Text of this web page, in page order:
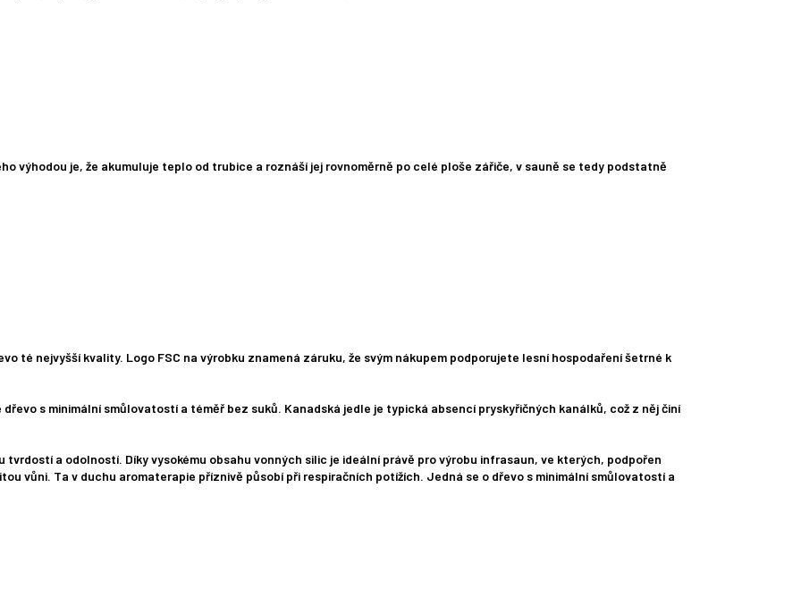
výhodou je, že akumuluje teplo od trubice a roznáší jej rovnoměrně po celé ploše zářiče, v sauně se tedy podstatně
té nejvyšší kvality. Logo FSC na výrobku znamená záruku, že svým nákupem podporujete lesní hospodaření šetrné k
s minimální smůlovatostí a téměř bez suků. Kanadská jedle je typická absencí pryskyřičných kanálků, což z něj činí
a odolností. Díky vysokému obsahu vonných silic je ideální právě pro výrobu infrasaun, ve kterých, podpořen
vůni. Ta v duchu aromaterapie příznivě působí při respiračních potížích. Jedná se o dřevo s minimální smůlovatostí a